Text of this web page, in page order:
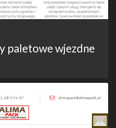
paletowe wjezdne